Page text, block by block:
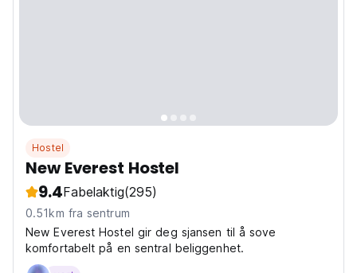
Hostel
New Everest Hostel
9.4Fabelaktig(295)
0.51km fra sentrum
New Everest Hostel gir deg sjansen til å sove
komfortabelt på en sentral beliggenhet.